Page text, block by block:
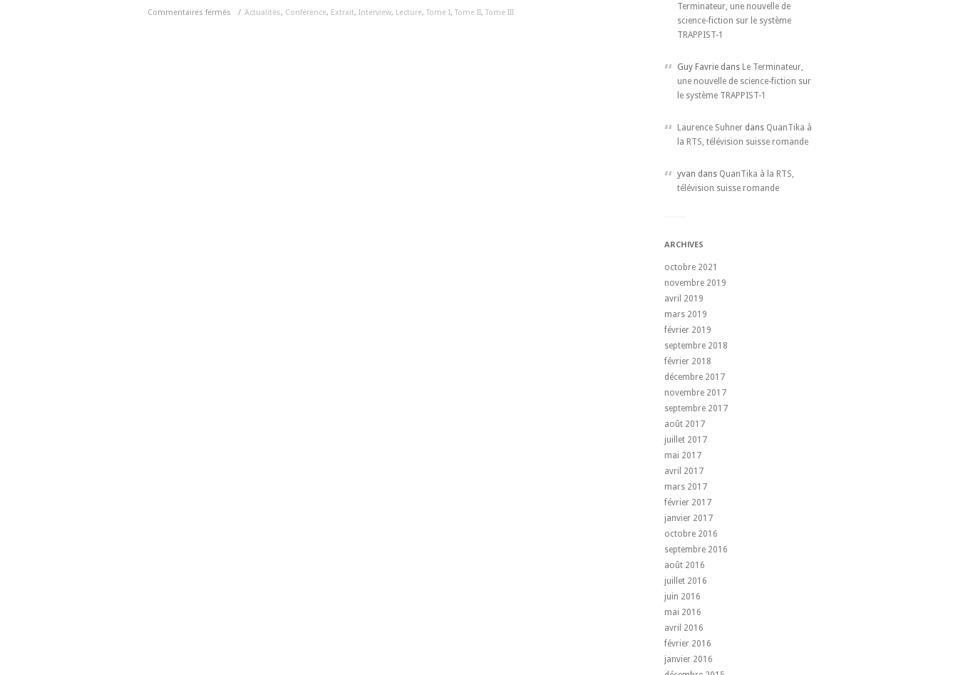
Commentaires fermés
/ Actualités, Conférence, Extrait, Interview, Lecture, Tome I, Tome II, Tome III
Terminateur, une nouvelle de
science-fiction sur le système
TRAPPIST-1
Guy Favrie dans Le Terminateur,
une nouvelle de science-fiction sur
le système TRAPPIST-1
Laurence Suhner dans QuanTika à
la RTS, télévision suisse romande
yvan dans QuanTika à la RTS,
télévision suisse romande
ARCHIVES
octobre 2021
novembre 2019
avril 2019
mars 2019
février 2019
septembre 2018
février 2018
décembre 2017
novembre 2017
septembre 2017
août 2017
juillet 2017
mai 2017
avril 2017
mars 2017
février 2017
janvier 2017
octobre 2016
septembre 2016
août 2016
juillet 2016
juin 2016
mai 2016
avril 2016
février 2016
janvier 2016